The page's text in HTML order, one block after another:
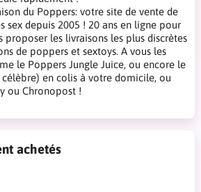
du Poppers: votre site de vente de
sex depuis 2005 ! 20 ans en ligne pour
proposer les livraisons les plus discrètes
de poppers et sextoys. A vous les
le Poppers Jungle Juice, ou encore le
célèbre) en colis à votre domicile, ou
ou Chronopost !
achetés